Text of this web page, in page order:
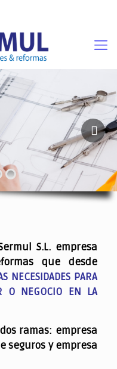
VIDA A SUS
S.L. empresa
que desde
NECESIDADES PARA
O NEGOCIO EN LA
ramas: empresa
seguros y empresa